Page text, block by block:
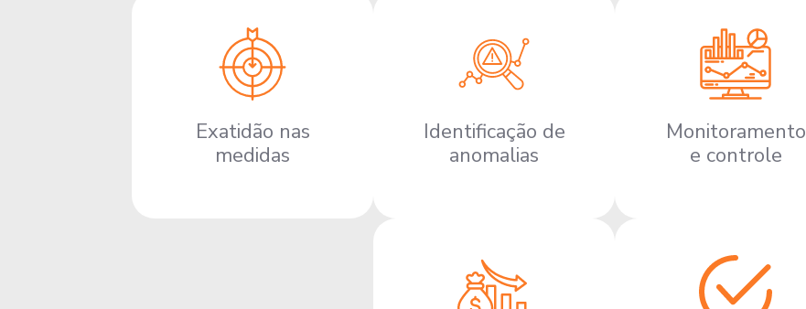
Exatidão nas
medidas
Identificação de
anomalias
Monitoramento
e controle